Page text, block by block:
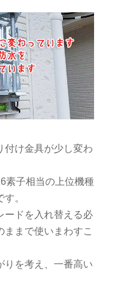
付け金具が少し変わ
素子相当の上位機種
。
ードを入れ替える必
まで使いまわすこ
を考え、一番高い